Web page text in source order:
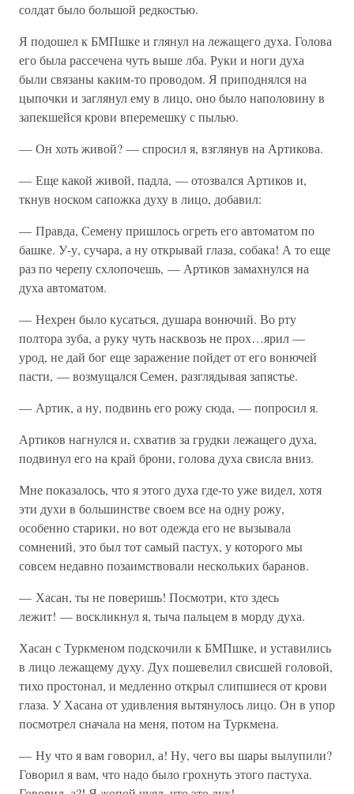
солдат было большой редкостью.
Я подошел к БМПшке и глянул на лежащего духа. Голова
его была рассечена чуть выше лба. Руки и ноги духа
были связаны каким-то проводом. Я приподнялся на
цыпочки и заглянул ему в лицо, оно было наполовину в
запекшейся крови вперемешку с пылью.
— Он хоть живой? — спросил я, взглянув на Артикова.
— Еще какой живой, падла, — отозвался Артиков и,
ткнув носком сапожка духу в лицо, добавил:
— Правда, Семену пришлось огреть его автоматом по
башке. У-у, сучара, а ну открывай глаза, собака! А то еще
раз по черепу схлопочешь, — Артиков замахнулся на
духа автоматом.
— Нехрен было кусаться, душара вонючий. Во рту
полтора зуба, а руку чуть насквозь не прох…ярил —
урод, не дай бог еще заражение пойдет от его вонючей
пасти, — возмущался Семен, разглядывая запястье.
— Артик, а ну, подвинь его рожу сюда, — попросил я.
Артиков нагнулся и, схватив за грудки лежащего духа,
подвинул его на край брони, голова духа свисла вниз.
Мне показалось, что я этого духа где-то уже видел, хотя
эти духи в большинстве своем все на одну рожу,
особенно старики, но вот одежда его не вызывала
сомнений, это был тот самый пастух, у которого мы
совсем недавно позаимствовали нескольких баранов.
— Хасан, ты не поверишь! Посмотри, кто здесь
лежит! — воскликнул я, тыча пальцем в морду духа.
Хасан с Туркменом подскочили к БМПшке, и уставились
в лицо лежащему духу. Дух пошевелил свисшей головой,
тихо простонал, и медленно открыл слипшиеся от крови
глаза. У Хасана от удивления вытянулось лицо. Он в упор
посмотрел сначала на меня, потом на Туркмена.
— Ну что я вам говорил, а! Ну, чего вы шары вылупили?
Говорил я вам, что надо было грохнуть этого пастуха.